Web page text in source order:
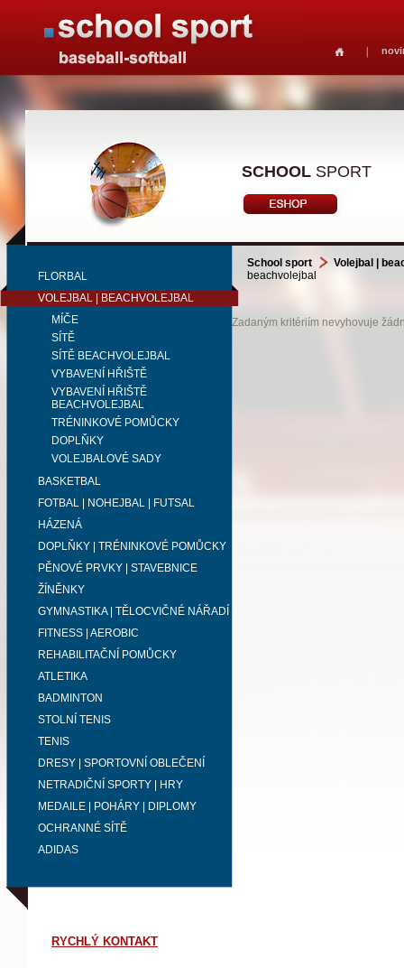
SCHOOL SPORT
FLORBAL
VOLEJBAL | BEACHVOLEJBAL
MÍČE
SÍTĚ
SÍTĚ BEACHVOLEJBAL
VYBAVENÍ HŘIŠTĚ
VYBAVENÍ HŘIŠTĚ
BEACHVOLEJBAL
TRÉNINKOVÉ POMŮCKY
DOPLŇKY
VOLEJBALOVÉ SADY
BASKETBAL
FOTBAL | NOHEJBAL | FUTSAL
HÁZENÁ
DOPLŇKY | TRÉNINKOVÉ POMŮCKY
PĚNOVÉ PRVKY | STAVEBNICE
ŽÍNĚNKY
GYMNASTIKA | TĚLOCVIČNÉ NÁŘADÍ
FITNESS | AEROBIC
REHABILITAČNÍ POMŮCKY
ATLETIKA
BADMINTON
STOLNÍ TENIS
TENIS
DRESY | SPORTOVNÍ OBLEČENÍ
NETRADIČNÍ SPORTY | HRY
MEDAILE | POHÁRY | DIPLOMY
OCHRANNÉ SÍTĚ
ADIDAS
RYCHLÝ KONTAKT
School sport
Volejbal |
beachvolejbal
Zadaným kritériím nevyhovuje